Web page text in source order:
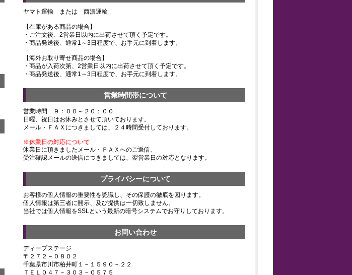
ヤマト運輸 または 西濃運輸
【在庫がある商品の場合】
・ご注文後、2営業日以内に出荷させて頂く予定です。
・商品発送後、通常1～3日程度で、お手元に到着します。
【海外お取り寄せ商品の場合】
・商品が入荷次第、2営業日以内に出荷させて頂く予定です。
・商品発送後、通常1～3日程度で、お手元に到着します。
営業時間帯について
営業時間 ９：００～２０：００
日曜、祝日はお休みとさせて頂いております。
メール・ＦＡＸにつきましては、２４時間受付しております。
※休業日の対応について
休業日に頂きましたメール・ＦＡＸへのご返信、
受注確認メールの送信につきましては、翌営業日の対応となります。
プライバシーについて
お客様の個人情報の重要性を認識し、その保護の徹底を図ります。
個人情報は第三者に開示、及び提供は一切致しません。
当社では個人情報をSSLという最新の暗号システムでお守りしております。
お問い合わせ
ディープステージ
〒２７２－０８０２
千葉県市川市柏井町１－１５９０－２２
ＴＥＬ０４７－３０３－０５７５